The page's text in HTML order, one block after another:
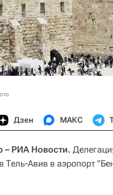
Дзен МАКС
– РИА Новости.
Авив в аэропорт